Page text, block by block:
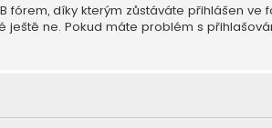
fórem, díky kterým zůstáváte přihlášen
ještě ne. Pokud máte problém s